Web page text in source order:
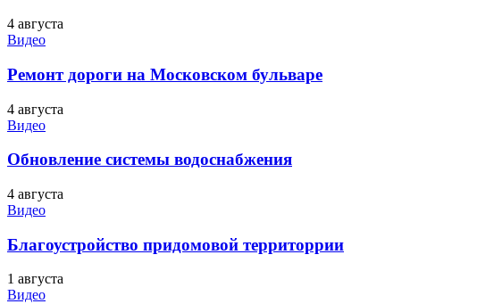
4 августа
Видео
Ремонт дороги на Московском бульваре
4 августа
Видео
Обновление системы водоснабжения
4 августа
Видео
Благоустройство придомовой территоррии
1 августа
Видео